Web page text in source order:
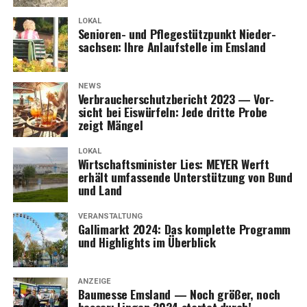
Anzeige
LOKAL
Senio­ren- und Pfle­ge­stütz­punkt Nie­der­
sach­sen: Ihre Anlauf­stel­le im Emsland
NEWS
Ver­brau­cher­schutz­be­richt 2023 — Vor­
sicht bei Eis­wür­feln: Jede drit­te Pro­be
zeigt Mängel
LOKAL
Wirt­schafts­mi­nis­ter Lies: MEYER Werft
erhält umfas­sen­de Unter­stüt­zung von Bund
und Land
VERANSTALTUNG
Gal­li­markt 2024: Das kom­plet­te Pro­gramm
und High­lights im Überblick
ANZEIGE
Bau­mes­se Ems­land — Noch grö­ßer, noch